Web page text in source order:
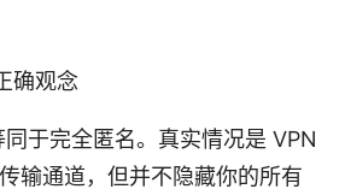
确观念
于完全匿名。真实情况是 VPN
输通道，但并不隐藏你的所有